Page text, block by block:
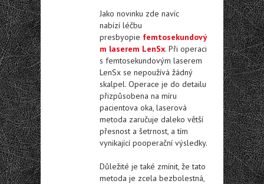
Jako novinku zde navíc
nabízí léčbu
presbyopie femtosekundový
m laserem LenSx. Při operaci
s femtosekundovým laserem
LenSx se nepoužívá žádný
skalpel. Operace je do detailu
přizpůsobena na míru
pacientova oka, laserová
metoda zaručuje daleko větší
přesnost a šetrnost, a tím
vynikající pooperační výsledky.
Důležité je také zmínit, že tato
metoda je zcela bezbolestná,